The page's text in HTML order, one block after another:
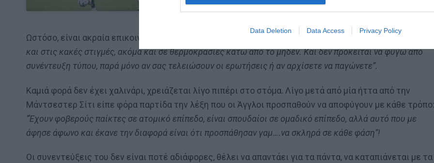
Data Deletion Data Access Privacy Policy
Ωστόσο, είναι ακραία επικοινωνιακός:
“Είμαι εδώ για να απαντώ σε όλες τις ερωτήσεις σας στις καλές
και στις κακές στιγμές, ακόμα και σε θερμοκρασίες κάτω από το μηδέν. Και δεν πρόκειται να φύγω από
συνέντευξη τύπου, παρά μόνο αν σας τελειώσουν οι ερωτήσεις ή αν αρχίσετε να παγώνετε”.
Καμιά φορά δεν έχει χαλινάρι, χρειάζεται λίγο πιπέρι στο στόμα. Λίγο μετά από μία ήττα από την
Μάντσεστερ Σίτι είπε φόρα παρτίδα την λέξη που οι Άγγλοι προσπαθούν να αποφύγουν με κάθε τρόπο:
“Έχουν φοβερούς παίκτες σε ατομικό επίπεδο, είναι σπουδαίοι σε ομαδικό επίπεδο, αλλά αυτό που με
άφησε άφωνο και έκανε την διαφορά είναι ότι προσπάθησαν γαμ….να σκληρά σε κάθε φάση”!
Οι συνεντεύξεις του δεν είναι ποτέ αδιάφορες, θέλει να απαντάει για τα πάντα, να καταπιάνεται με τα